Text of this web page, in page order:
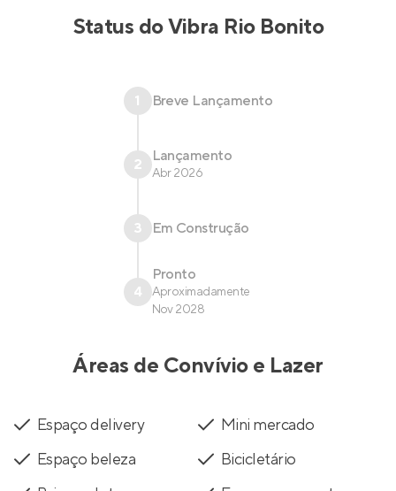
Status doVibra Rio Bonito
1 Breve Lançamento
2 Lançamento
Abr 2026
3 Em Construção
4
Pronto
Aproximadamente
Nov 2028
Áreas de Convívio e Lazer
Espaço delivery
Mini mercado
Espaço beleza
Bicicletário